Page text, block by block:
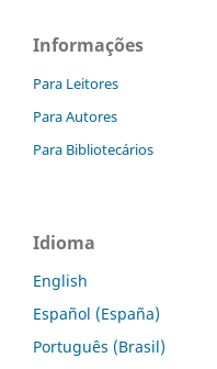
Informações
Para Leitores
Para Autores
Para Bibliotecários
Idioma
English
Español (España)
Português (Brasil)